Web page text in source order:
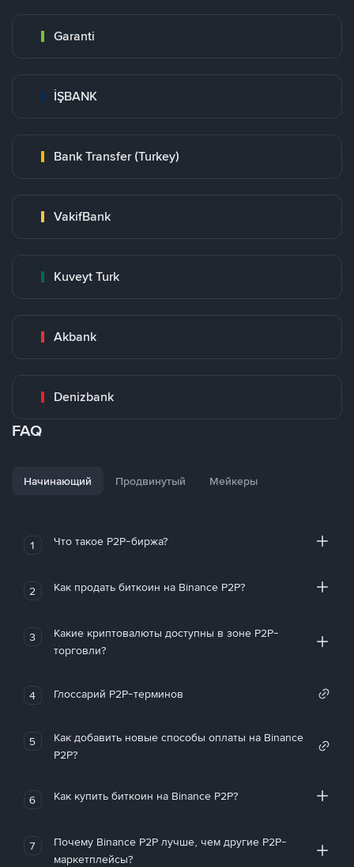
Garanti
İŞBANK
Bank Transfer (Turkey)
VakifBank
Kuveyt Turk
Akbank
Denizbank
FAQ
Начинающий Продвинутый Мейкеры
1 Что такое P2P-биржа?
2 Как продать биткоин на Binance P2P?
3
Какие криптовалюты доступны в зоне P2P-
торговли?
4 Глоссарий P2P-терминов
5
Как добавить новые способы оплаты на Binance
P2P?
6 Как купить биткоин на Binance P2P?
7
Почему Binance P2P лучше, чем другие P2P-
маркетплейсы?